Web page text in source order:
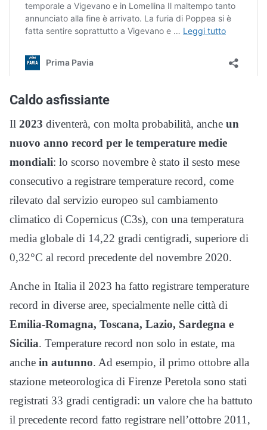
Caldo asfissiante
Il 2023 diventerà, con molta probabilità, anche un
nuovo anno record per le temperature medie
mondiali: lo scorso novembre è stato il sesto mese
consecutivo a registrare temperature record, come
rilevato dal servizio europeo sul cambiamento
climatico di Copernicus (C3s), con una temperatura
media globale di 14,22 gradi centigradi, superiore di
0,32°C al record precedente del novembre 2020.
Anche in Italia il 2023 ha fatto registrare temperature
record in diverse aree, specialmente nelle città di
Emilia-Romagna, Toscana, Lazio, Sardegna e
Sicilia. Temperature record non solo in estate, ma
anche in autunno. Ad esempio, il primo ottobre alla
stazione meteorologica di Firenze Peretola sono stati
registrati 33 gradi centigradi: un valore che ha battuto
il precedente record fatto registrare nell’ottobre 2011,